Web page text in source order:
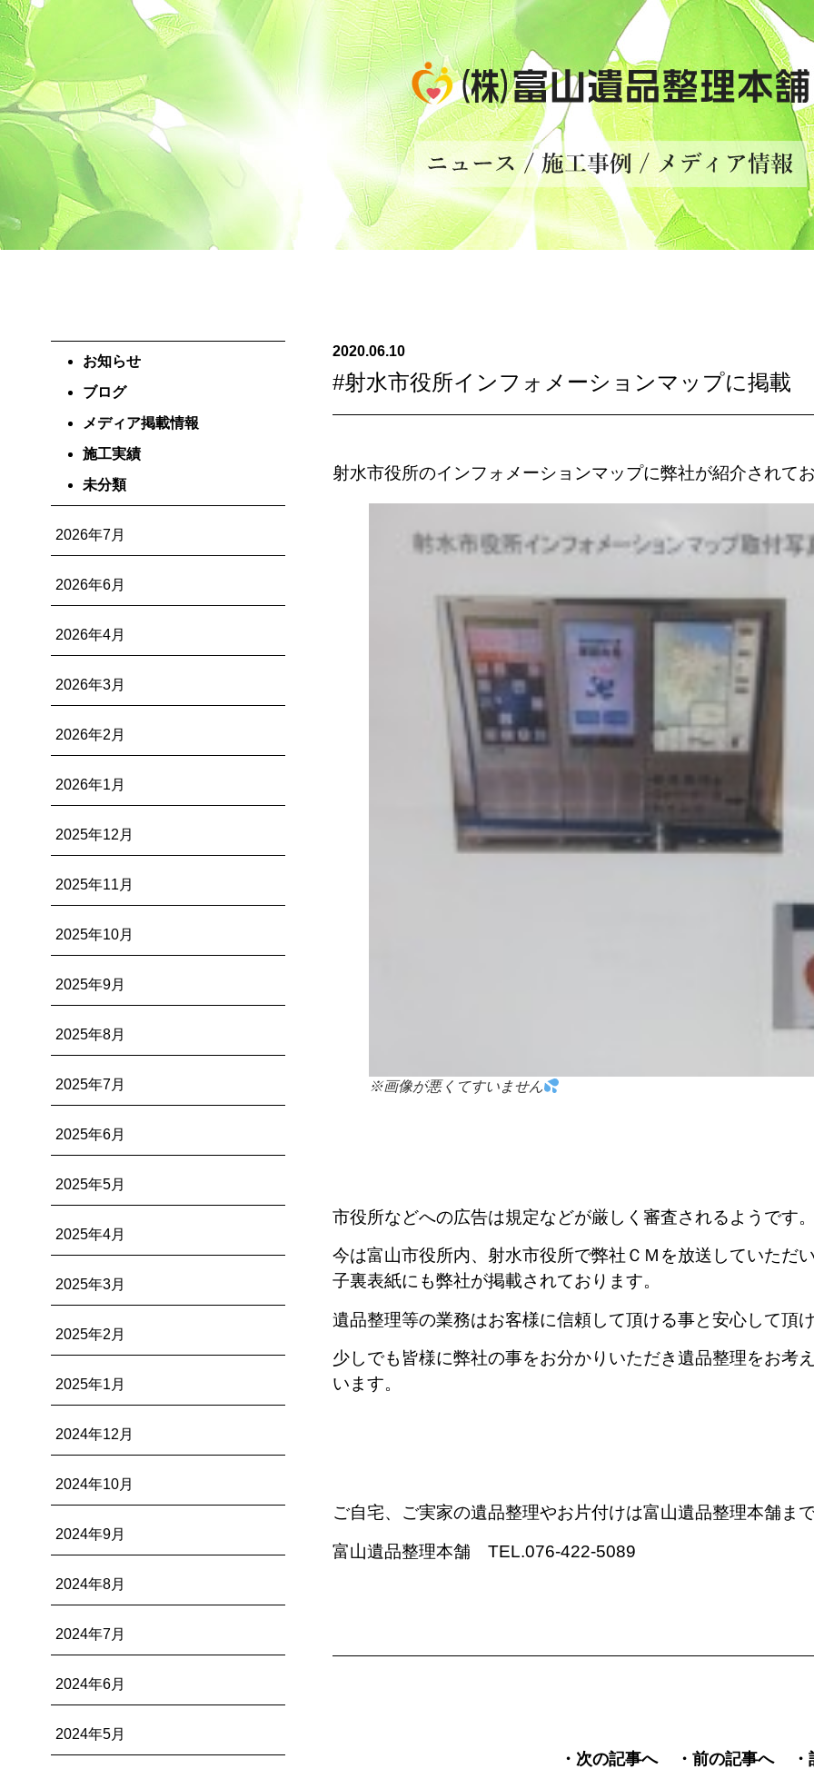
お知らせ
ブログ
メディア掲載情報
施工実績
未分類
2026年7月
2026年6月
2026年4月
2026年3月
2026年2月
2026年1月
2025年12月
2025年11月
2025年10月
2025年9月
2025年8月
2025年7月
2025年6月
2025年5月
2025年4月
2025年3月
2025年2月
2025年1月
2024年12月
2024年10月
2024年9月
2024年8月
2024年7月
2024年6月
2024年5月
2020.06.10
#射水市役所インフォメーションマップに掲載
射水市役所のインフォメーションマップに弊社が紹介されて
※画像が悪くてすいません
市役所などへの広告は規定などが厳しく審査されるようです
今は富山市役所内、射水市役所で弊社ＣＭを放送していただ
子裏表紙にも弊社が掲載されております。
遺品整理等の業務はお客様に信頼して頂ける事と安心して頂
少しでも皆様に弊社の事をお分かりいただき遺品整理をお考
います。
ご自宅、ご実家の遺品整理やお片付けは富山遺品整理本舗ま
富山遺品整理本舗 TEL.076-422-5089
・次の記事へ ・前の記事へ